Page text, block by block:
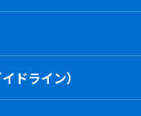
ドライン）